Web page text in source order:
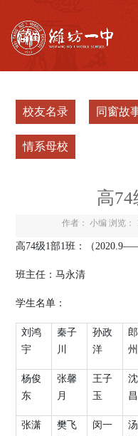
校友名录 同窗故
情系母校
高
作者： 小编 浏览：
高74级1部1班：（2020.9
班主任：马永清
学生名单：
刘鸿
宇
秦子
川
孙政
洋
州
杨俊
东
张馨
月
王子
玉
昌
张潇
樊飞
闵一